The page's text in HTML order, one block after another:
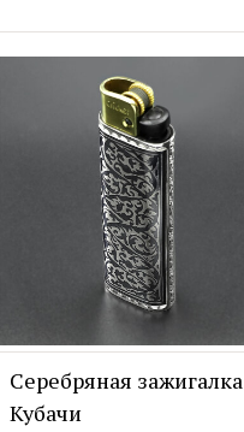
Серебряная зажигалка
Кубачи